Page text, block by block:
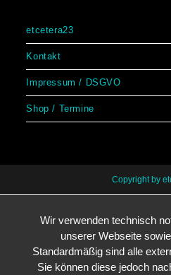
etcetera23
Kontakt
Impressum / DSGVO
Shop / Termine
Copyright by
Wir verwenden technisch
unserer Webseite
Standardmäßig sind alle
Sie können diese jedoch